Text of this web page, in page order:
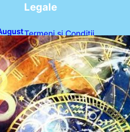
Legale
Termeni și Condiții
Politica de Confidențialitate
Politica de Cookies
Disclaimer
Contact